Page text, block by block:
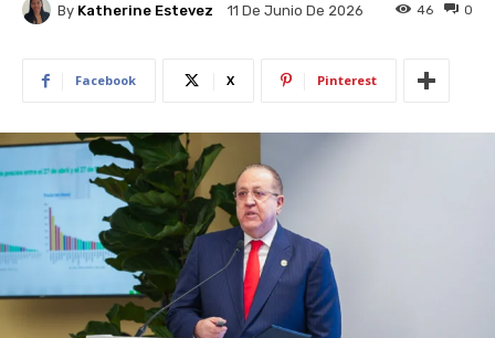
By Katherine Estevez 11 De Junio De 2026 0
46
Facebook X Pinterest